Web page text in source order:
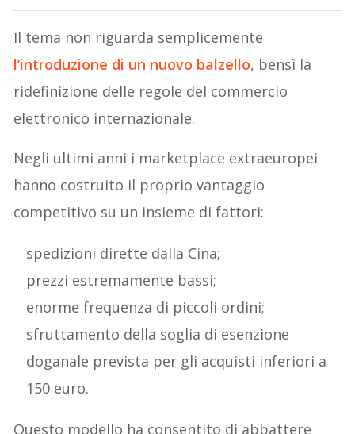
Il tema non riguarda semplicemente
l’introduzione di un nuovo balzello, bensì la
ridefinizione delle regole del commercio
elettronico internazionale.
Negli ultimi anni i marketplace extraeuropei
hanno costruito il proprio vantaggio
competitivo su un insieme di fattori:
spedizioni dirette dalla Cina;
prezzi estremamente bassi;
enorme frequenza di piccoli ordini;
sfruttamento della soglia di esenzione
doganale prevista per gli acquisti inferiori a
150 euro.
Questo modello ha consentito di abbattere